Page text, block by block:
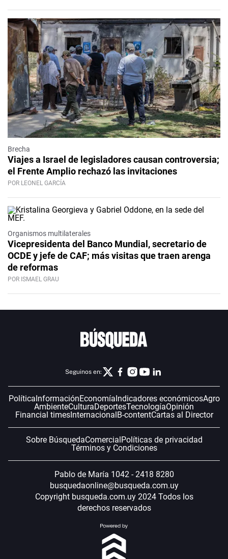
Brecha
Viajes a Israel de legisladores causan controversia;
el Frente Amplio rechazó las invitaciones
POR LEONEL GARCÍA
Organismos multilaterales
Vicepresidenta del Banco Mundial, secretario de
OCDE y jefe de CAF; más visitas que traen arenga
de reformas
POR ISMAEL GRAU
Seguinos en:
PolíticaInformaciónEconomíaIndicadores económicosAgro
AmbienteCulturaDeportesTecnologíaOpinión
Financial timesInternacionalB-contentCartas al Director
Sobre BúsquedaComercialPolíticas de privacidad
Términos y Condiciones
Pablo de María 1042 - 2418 8280
busquedaonline@busqueda.com.uy
Copyright busqueda.com.uy 2024 Todos los
derechos reservados